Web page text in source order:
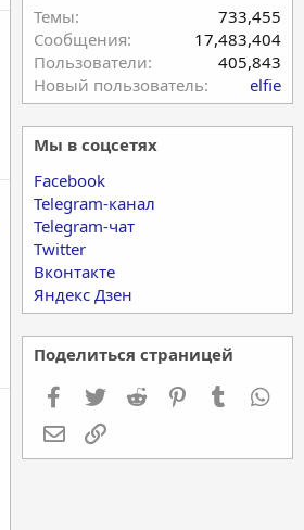
Темы
733,455
Сообщения
17,483,404
Пользователи
405,843
Новый пользователь
elfie
Мы в соцсетях
Facebook
Telegram-канал
Telegram-чат
Twitter
Вконтакте
Яндекс Дзен
Поделиться страницей
Facebook
Twitter Reddit PinterestTumblr
Электронная почта